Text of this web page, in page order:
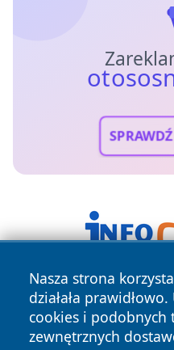
Nasza strona
działała
cookies i
zewnętrznych